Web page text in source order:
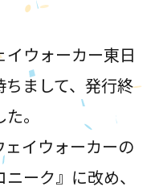
ウォーカー東日
まして、発行終
。
イウォーカーの
ーク』に改め、